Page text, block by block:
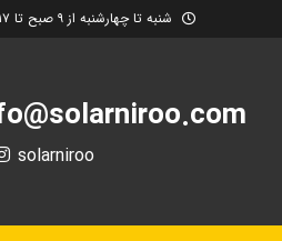
شنبه تا چهارشنبه از ۹ صبح تا ۱۷ و پنجشنبه تا ۱۲:۳۰
solarniroo